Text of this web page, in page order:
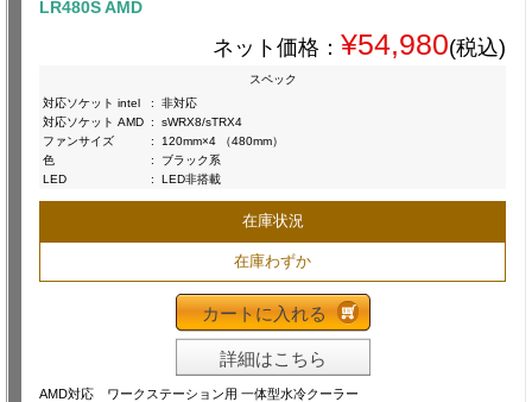
LR480S AMD
ネット価格： ¥54,980(税込)
スペック
対応ソケット intel
:
非対応
対応ソケット AMD :
sWRX8/sTRX4
ファンサイズ
:
120mm×4 （480mm）
色
:
ブラック系
LED
: LED非搭載
在庫状況
在庫わずか
カートに入れる
詳細はこちら
AMD対応 ワークステーション用 一体型水冷クーラー